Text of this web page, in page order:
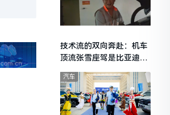
技术流的双向奔赴：机车
顶流张雪座驾是比亚迪秦
L
汽车